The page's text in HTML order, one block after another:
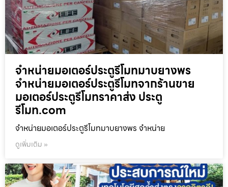
จำหน่ายมอเตอร์ประตูรีโมทมาบยางพร
จำหน่ายมอเตอร์ประตูรีโมทจากร้านขาย
มอเตอร์ประตูรีโมทราคาส่ง ประตู
รีโมท.com
จำหน่ายมอเตอร์ประตูรีโมทมาบยางพร จำหน่าย
ดูเพิ่มเติม »